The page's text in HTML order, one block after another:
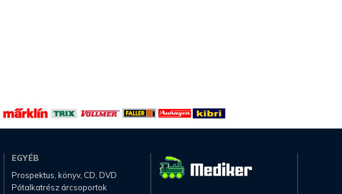
EGYÉB
Prospektus, könyv, CD, DVD
Pótalkatrész árcsoportok